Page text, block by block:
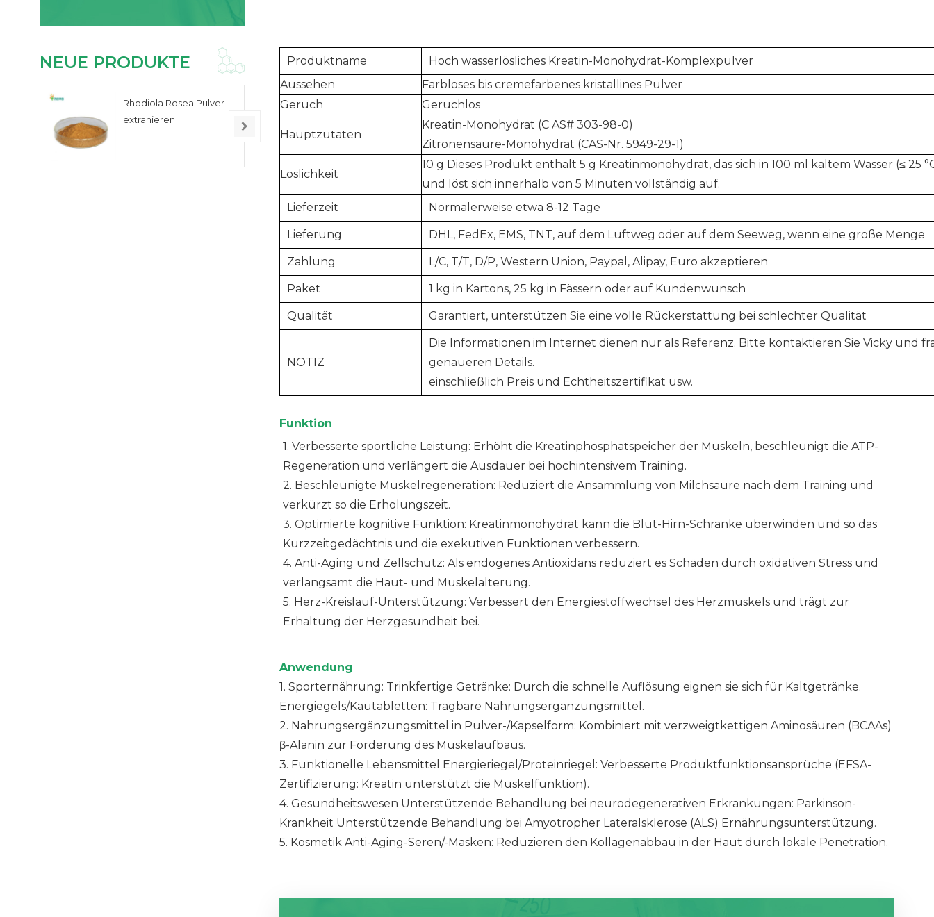
Produktname
Hoch wasserlösliches Kreatin-Monohydrat-Komplexpulver
Aussehen
Farbloses bis cremefarbenes kristallines Pulver
Geruch
Geruchlos
Hauptzutaten
Kreatin-Monohydrat (CAS# 303-98-0)
Zitronensäure-Monohydrat (CAS-Nr. 5949-29-1)
Löslichkeit
10 g Dieses Produkt enthält 5 g Kreatinmonohydrat, das sich in 100 ml kaltem Wasser (≤ 25
und löst sich innerhalb von 5 Minuten vollständig auf.
Lieferzeit
Normalerweise etwa 8-12 Tage
Lieferung DHL, FedEx, EMS, TNT, auf dem Luftweg oder auf dem Seeweg, wenn eine große Menge
Zahlung L/C, T/T, D/P, Western Union, Paypal, Alipay, Euro akzeptieren
Paket 1 kg in Kartons, 25 kg in Fässern oder auf Kundenwunsch
Qualität Garantiert, unterstützen Sie eine volle Rückerstattung bei schlechter Qualität
NOTIZ
Die Informationen im Internet dienen nur als Referenz. Bitte kontaktieren Sie Vicky und
genaueren Details.
einschließlich Preis und Echtheitszertifikat usw.
Funktion
1. Verbesserte sportliche Leistung: Erhöht die Kreatinphosphatspeicher der Muskeln, beschleunigt die ATP-
Regeneration und verlängert die Ausdauer bei hochintensivem Training.
2. Beschleunigte Muskelregeneration: Reduziert die Ansammlung von Milchsäure nach dem Training und
verkürzt so die Erholungszeit.
3. Optimierte kognitive Funktion: Kreatinmonohydrat kann die Blut-Hirn-Schranke überwinden und so das
Kurzzeitgedächtnis und die exekutiven Funktionen verbessern.
4. Anti-Aging und Zellschutz: Als endogenes Antioxidans reduziert es Schäden durch oxidativen Stress und
verlangsamt die Haut- und Muskelalterung.
5. Herz-Kreislauf-Unterstützung: Verbessert den Energiestoffwechsel des Herzmuskels und trägt zur
Erhaltung der Herzgesundheit bei.
Anwendung
1.Sporternährung: Trinkfertige Getränke: Durch die schnelle Auflösung eignen sie sich für Kaltgetränke.
Energiegels/Kautabletten: Tragbare Nahrungsergänzungsmittel.
2. Nahrungsergänzungsmittel in Pulver-/Kapselform: Kombiniert mit verzweigtkettigen Aminosäuren (BCAAs)
β-Alanin zur Förderung des Muskelaufbaus.
3. Funktionelle Lebensmittel Energieriegel/Proteinriegel: Verbesserte Produktfunktionsansprüche (EFSA-
Zertifizierung: Kreatin unterstützt die Muskelfunktion).
4. Gesundheitswesen Unterstützende Behandlung bei neurodegenerativen Erkrankungen: Parkinson-
Krankheit Unterstützende Behandlung bei Amyotropher Lateralsklerose (ALS) Ernährungsunterstützung.
5. Kosmetik Anti-Aging-Seren/-Masken: Reduzieren den Kollagenabbau in der Haut durch lokale Penetration.
NEUE PRODUKTE
Rhodiola Rosea Pulver
extrahieren